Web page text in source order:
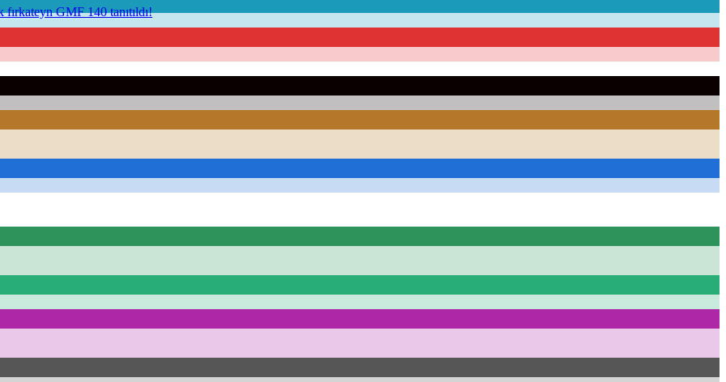
GMF 140 tanıtıldı!